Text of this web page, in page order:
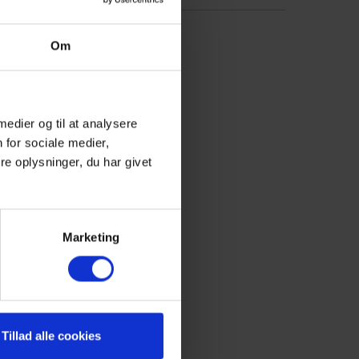
Om
og til at analysere
for sociale medier,
oplysninger, du har givet
Marketing
Tillad alle cookies